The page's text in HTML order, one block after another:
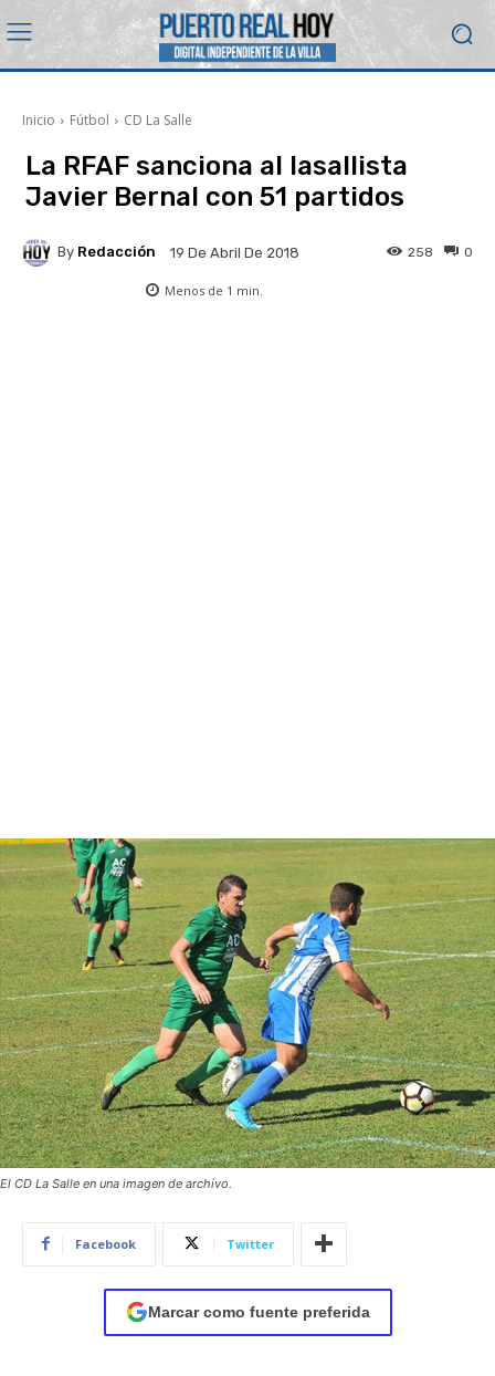
Inicio Fútbol CD La Salle
La RFAF sanciona al lasallista
Javier Bernal con 51 partidos
By Redacción 19 De Abril De 2018 0
258
Menos de 1 min.
El CD La Salle en una imagen de archivo.
Facebook Twitter
Marcar como fuente preferida